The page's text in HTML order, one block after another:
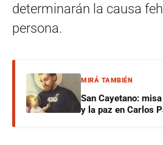
determinarán la causa
persona.
MIRÁ TAMBIÉN
San Cayetano:
y la paz en Carlos